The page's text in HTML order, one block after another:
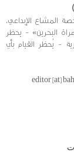
المشاع الإبداعي،
البحرين» - يحظر
- يُحظر القيام بأي